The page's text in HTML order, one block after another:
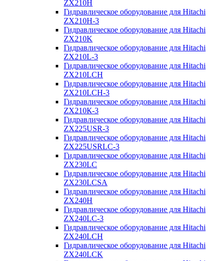
ZX210H
Гидравлическое оборудование для Hitachi
ZX210H-3
Гидравлическое оборудование для Hitachi
ZX210K
Гидравлическое оборудование для Hitachi
ZX210L-3
Гидравлическое оборудование для Hitachi
ZX210LCH
Гидравлическое оборудование для Hitachi
ZX210LCH-3
Гидравлическое оборудование для Hitachi
ZX210К-3
Гидравлическое оборудование для Hitachi
ZX225USR-3
Гидравлическое оборудование для Hitachi
ZX225USRLC-3
Гидравлическое оборудование для Hitachi
ZX230LC
Гидравлическое оборудование для Hitachi
ZX230LCSA
Гидравлическое оборудование для Hitachi
ZX240H
Гидравлическое оборудование для Hitachi
ZX240LC-3
Гидравлическое оборудование для Hitachi
ZX240LCH
Гидравлическое оборудование для Hitachi
ZX240LCK